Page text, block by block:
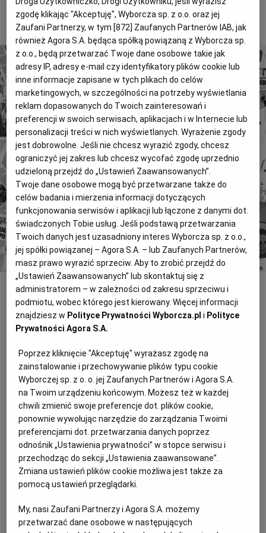
Magazyny Wyborcza Classic
Wyborcza.biz Wysokie Obcasy
BIQdata Jutronauci
Archiwum Inne serwisy
To tylko fragment artykułu. Aby czytać dalej, kup dostęp
poniżej.
4 miliony tekstów od 1989 roku.
Zyskaj dostęp do archiwalnych treści "Gazety
Wyborczej".
Znajdź historie, których szukasz.
Kup dostęp
lub Zaloguj się
INNE
Ukraina zniosła embargo na polskie
mięso
Informację przekazał wczoraj przed południem rzecznik
Państwowego Departamentu Medycyny Weterynaryjnej Ukrainy
Anatolij Osadczy. Prawo sprzedaży na ten rynek otrzymały 23
polskie
Lepper: Ja ceny załatwię
"Sto lat !" śpiewać Lepperowi rolnicy nie chcieli. Ale wicepremier
odniósł sukces - "świńskie" blokady zawieszone
Wódka się rozlała
Rzadko który temat tak zjednoczył w Parlamencie Europejskim
nad definicją tego trunku został nam jedynie kac
zgodę klikając "Akceptuję", Wyborcza sp. z o.o. oraz jej
Zaufani Partnerzy, w tym [872] Zaufanych Partnerów IAB, jak
również Agora S.A. będąca spółką powiązaną z Wyborcza sp.
z o.o., będą przetwarzać Twoje dane osobowe takie jak
adresy IP, adresy e-mail czy identyfikatory plików cookie lub
inne informacje zapisane w tych plikach do celów
marketingowych, w szczególności na potrzeby wyświetlania
reklam dopasowanych do Twoich zainteresowań i
preferencji w swoich serwisach, aplikacjach i w Internecie lub
personalizacji treści w nich wyświetlanych. Wyrażenie zgody
jest dobrowolne. Jeśli nie chcesz wyrazić zgody, chcesz
ograniczyć jej zakres lub chcesz wycofać zgodę uprzednio
udzieloną przejdź do „Ustawień Zaawansowanych”.
Twoje dane osobowe mogą być przetwarzane także do
celów badania i mierzenia informacji dotyczących
funkcjonowania serwisów i aplikacji lub łączone z danymi dot.
świadczonych Tobie usług. Jeśli podstawą przetwarzania
Twoich danych jest uzasadniony interes Wyborcza sp. z o.o.,
jej spółki powiązanej – Agora S.A. – lub Zaufanych Partnerów,
masz prawo wyrazić sprzeciw. Aby to zrobić przejdź do
„Ustawień Zaawansowanych” lub skontaktuj się z
administratorem – w zależności od zakresu sprzeciwu i
podmiotu, wobec którego jest kierowany. Więcej informacji
znajdziesz w Polityce Prywatności Wyborcza.pl i Polityce
Prywatności Agora S.A.
Poprzez kliknięcie "Akceptuję" wyrażasz zgodę na
zainstalowanie i przechowywanie plików typu cookie
Wyborczej sp. z o. o. jej Zaufanych Partnerów i Agora S.A.
na Twoim urządzeniu końcowym. Możesz też w każdej
chwili zmienić swoje preferencje dot. plików cookie,
ponownie wywołując narzędzie do zarządzania Twoimi
preferencjami dot. przetwarzania danych poprzez
odnośnik „Ustawienia prywatności” w stopce serwisu i
przechodząc do sekcji „Ustawienia zaawansowane”.
Zmiana ustawień plików cookie możliwa jest także za
pomocą ustawień przeglądarki.
My, nasi Zaufani Partnerzy i Agora S.A. możemy
przetwarzać dane osobowe w następujących